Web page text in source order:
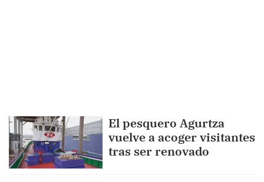
El pesquero Agurtza
vuelve a acoger visitantes
tras ser renovado